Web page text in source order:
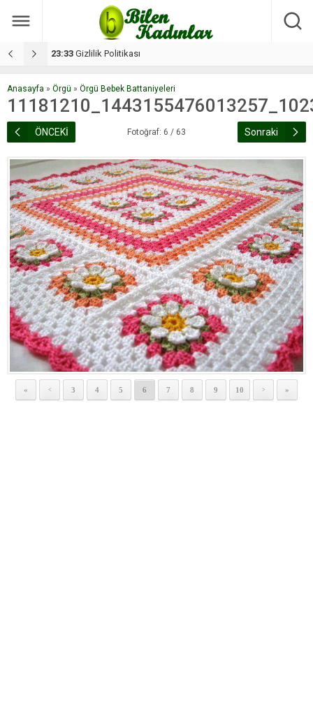
17:08 Dilan, düğününe 5 gün kala hayatını kaybetti
Anasayfa » Örgü » Örgü Bebek Battaniyeleri
ÖNCEKİ Fotoğraf: 6 / 63 Sonraki
« < 3 4 5 6 7 8 9 10 > »